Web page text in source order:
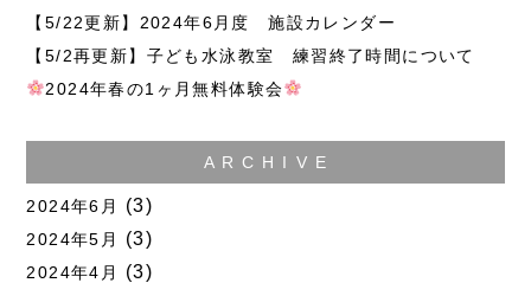
【5/22更新】2024年6月度 施設カレンダー
【5/2再更新】子ども水泳教室 練習終了時間について
2024年春の1ヶ月無料体験会
A R C H I V E
2024年6月 (3)
2024年5月 (3)
2024年4月 (3)